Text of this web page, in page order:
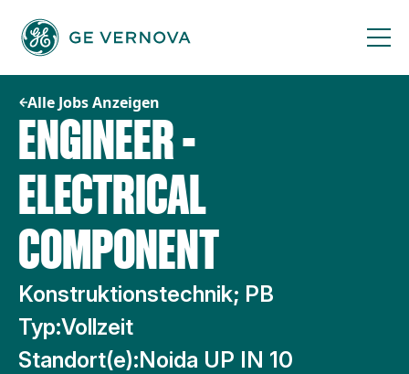
Inhalt
springen
Alle Jobs Anzeigen
ENGINEER -
ELECTRICAL
COMPONENT
Konstruktionstechnik; PB
Typ:Vollzeit
Standort(e):Noida UP IN 10